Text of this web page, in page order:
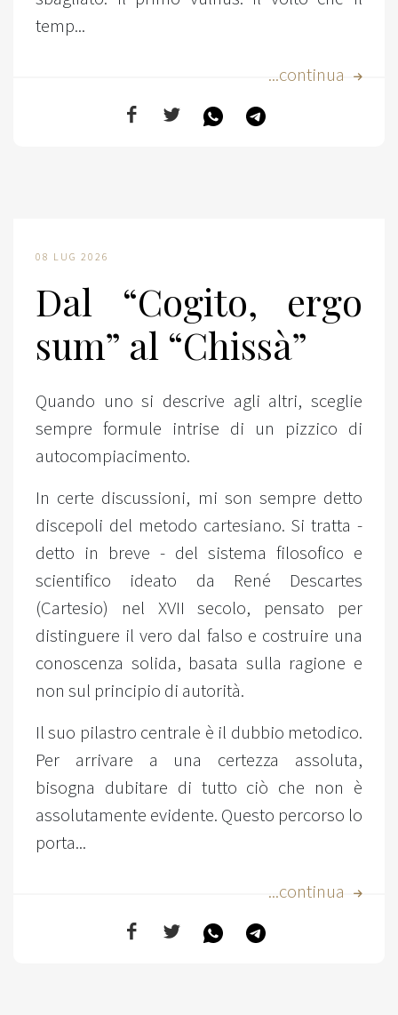
temp...
...continua
08 LUG 2026
Dal “Cogito, ergo
sum” al “Chissà”
Quando uno si descrive agli altri, sceglie
sempre formule intrise di un pizzico di
autocompiacimento.
In certe discussioni, mi son sempre detto
discepoli del metodo cartesiano. Si tratta -
detto in breve - del sistema filosofico e
scientifico ideato da René Descartes
(Cartesio) nel XVII secolo, pensato per
distinguere il vero dal falso e costruire una
conoscenza solida, basata sulla ragione e
non sul principio di autorità.
Il suo pilastro centrale è il dubbio metodico.
Per arrivare a una certezza assoluta,
bisogna dubitare di tutto ciò che non è
assolutamente evidente. Questo percorso lo
porta...
...continua